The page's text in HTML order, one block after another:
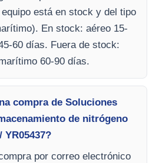
está en stock y del tipo
En stock: aéreo 15-
60 días. Fuera de stock:
60-90 días.
compra de Soluciones
de nitrógeno
YR05437?
por correo electrónico